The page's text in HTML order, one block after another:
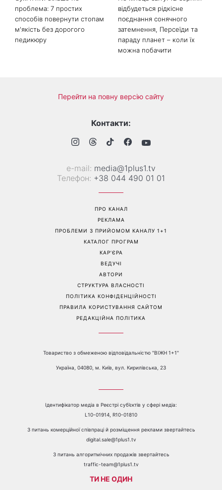
проблема: 7 простих
способів повернути стопам
м'якість без дорогого
педикюру
відбудеться рідкісне
поєднання сонячного
затемнення, Персеїди та
параду планет – коли їх
можна побачити
Перейти на повну версію сайту
Контакти:
е-mail: media@1plus1.tv
Телефон: +38 044 490 01 01
ПРО КАНАЛ
РЕКЛАМА
ПРОБЛЕМИ З ПРИЙОМОМ КАНАЛУ 1+1
КАТАЛОГ ПРОГРАМ
КАР’ЄРА
ВЕДУЧІ
АВТОРИ
СТРУКТУРА ВЛАСНОСТІ
ПОЛІТИКА КОНФІДЕНЦІЙНОСТІ
ПРАВИЛА КОРИСТУВАННЯ САЙТОМ
РЕДАКЦІЙНА ПОЛІТИКА
Товариство з обмеженою відповідальністю "ВІЖН 1+1"
Україна, 04080, м. Київ, вул. Кирилівська, 23
Ідентифікатор медіа в Реєстрі суб’єктів у сфері медіа:
L10-01914, R10-01810
З питань комерційної співпраці й розміщення реклами звертайтесь
digital.sale@1plus1.tv
З питань алгоритмічних продажів звертайтесь
traffic-team@1plus1.tv
ТИ НЕ ОДИН